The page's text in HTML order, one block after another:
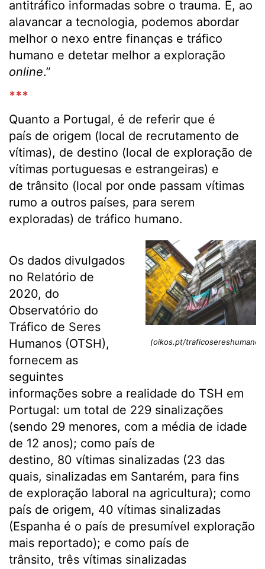
antitráfico informadas sobre o trauma. E, ao
alavancar a tecnologia, podemos abordar
melhor o nexo entre finanças e tráfico
humano e detetar melhor a exploração
online.”
***
Quanto a Portugal, é de referir que é
país de origem (local de recrutamento de
vítimas), de destino (local de exploração de
vítimas portuguesas e estrangeiras) e
de trânsito (local por onde passam vítimas
rumo a outros países, para serem
exploradas) de tráfico humano.
(oikos.pt/
Os dados divulgados
no Relatório de
2020, do
Observatório do
Tráfico de Seres
Humanos (OTSH),
fornecem as
seguintes
informações sobre a realidade do TSH em
Portugal: um total de 229 sinalizações
(sendo 29 menores, com a média de idade
de 12 anos); como país de
destino, 80 vítimas sinalizadas (23 das
quais, sinalizadas em Santarém, para fins
de exploração laboral na agricultura); como
país de origem, 40 vítimas sinalizadas
(Espanha é o país de presumível exploração
mais reportado); e como país de
trânsito, três vítimas sinalizadas